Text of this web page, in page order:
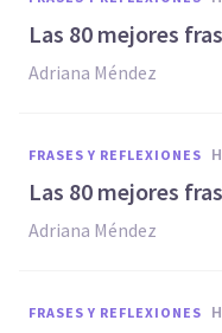
Las 80 mejores
Adriana Méndez
FRASES Y REFLEXIONES
Las 80 mejores
Adriana Méndez
FRASES Y REFLEXIONES